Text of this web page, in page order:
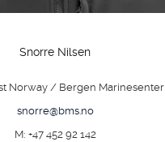
Snorre Nilsen
Norway / Bergen Marinesenter
snorre@bms.no
M: +47 452 92 142